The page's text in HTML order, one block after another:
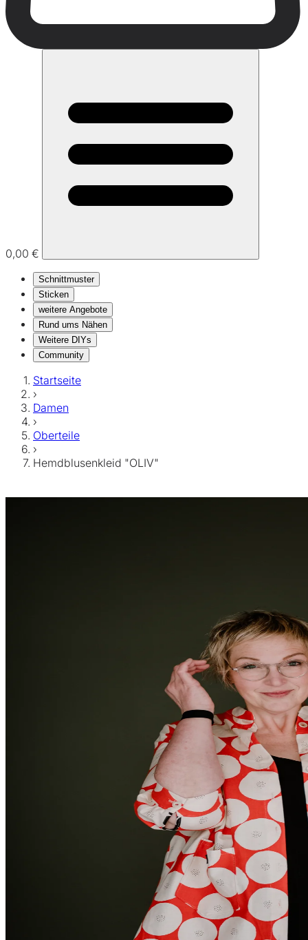
0,00 €
Schnittmuster
Sticken
weitere Angebote
Rund ums Nähen
Weitere DIYs
Community
Startseite
›
Damen
›
Oberteile
›
Hemdblusenkleid "OLIV"